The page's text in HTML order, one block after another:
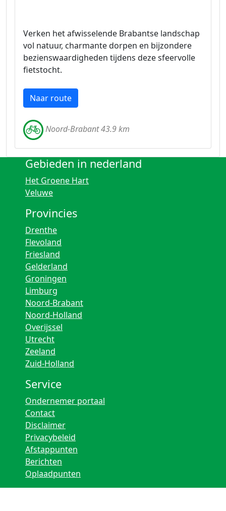
Verken het afwisselende Brabantse landschap
vol natuur, charmante dorpen en bijzondere
bezienswaardigheden tijdens deze sfeervolle
fietstocht.
Naar route
Noord-Brabant 43.9 km
Gebieden in nederland
Het Groene Hart
Veluwe
Provincies
Drenthe
Flevoland
Friesland
Gelderland
Groningen
Limburg
Noord-Brabant
Noord-Holland
Overijssel
Utrecht
Zeeland
Zuid-Holland
Service
Ondernemer portaal
Contact
Disclaimer
Privacybeleid
Afstappunten
Berichten
Oplaadpunten